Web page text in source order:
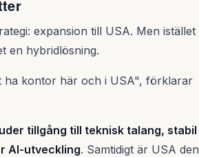
expansion till USA. Men istället
en hybridlösning.
ha kontor här och i USA", förklarar
tillgång till teknisk talang, stabil
AI-utveckling. Samtidigt är USA den